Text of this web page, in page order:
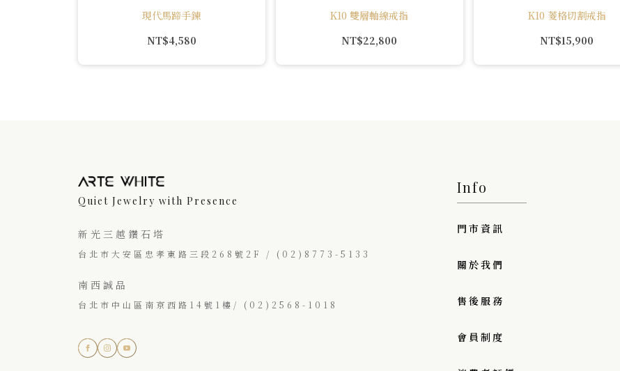
現代馬蹄手鍊
NT$4,580
K10 雙層軸線戒指
NT$22,800
K10 菱格切割戒指
NT$15,900
Quiet Jewelry with Presence
新光三越鑽石塔
台北市大安區忠孝東路三段268號2F / (02)8773-5133
南西誠品
台北市中山區南京西路14號1樓/ (02)2568-1018
Info
門市資訊
關於我們
售後服務
會員制度